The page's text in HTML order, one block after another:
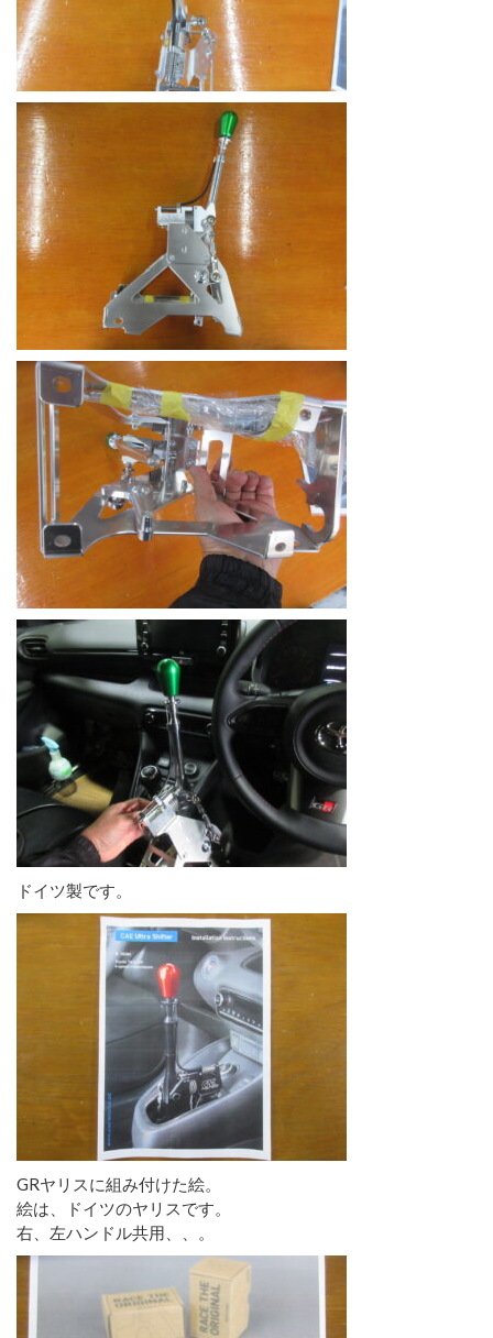
ドイツ製です。
GRヤリスに組み付けた絵。
絵は、ドイツのヤリスです。
右、左ハンドル共用、、。